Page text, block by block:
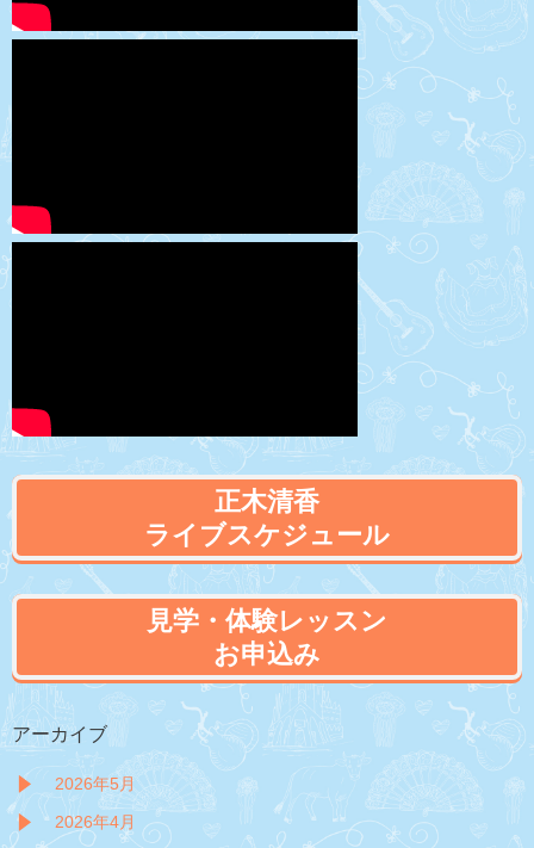
正木清香
ライブスケジュール
見学・体験レッスン
お申込み
アーカイブ
2026年5月
2026年4月